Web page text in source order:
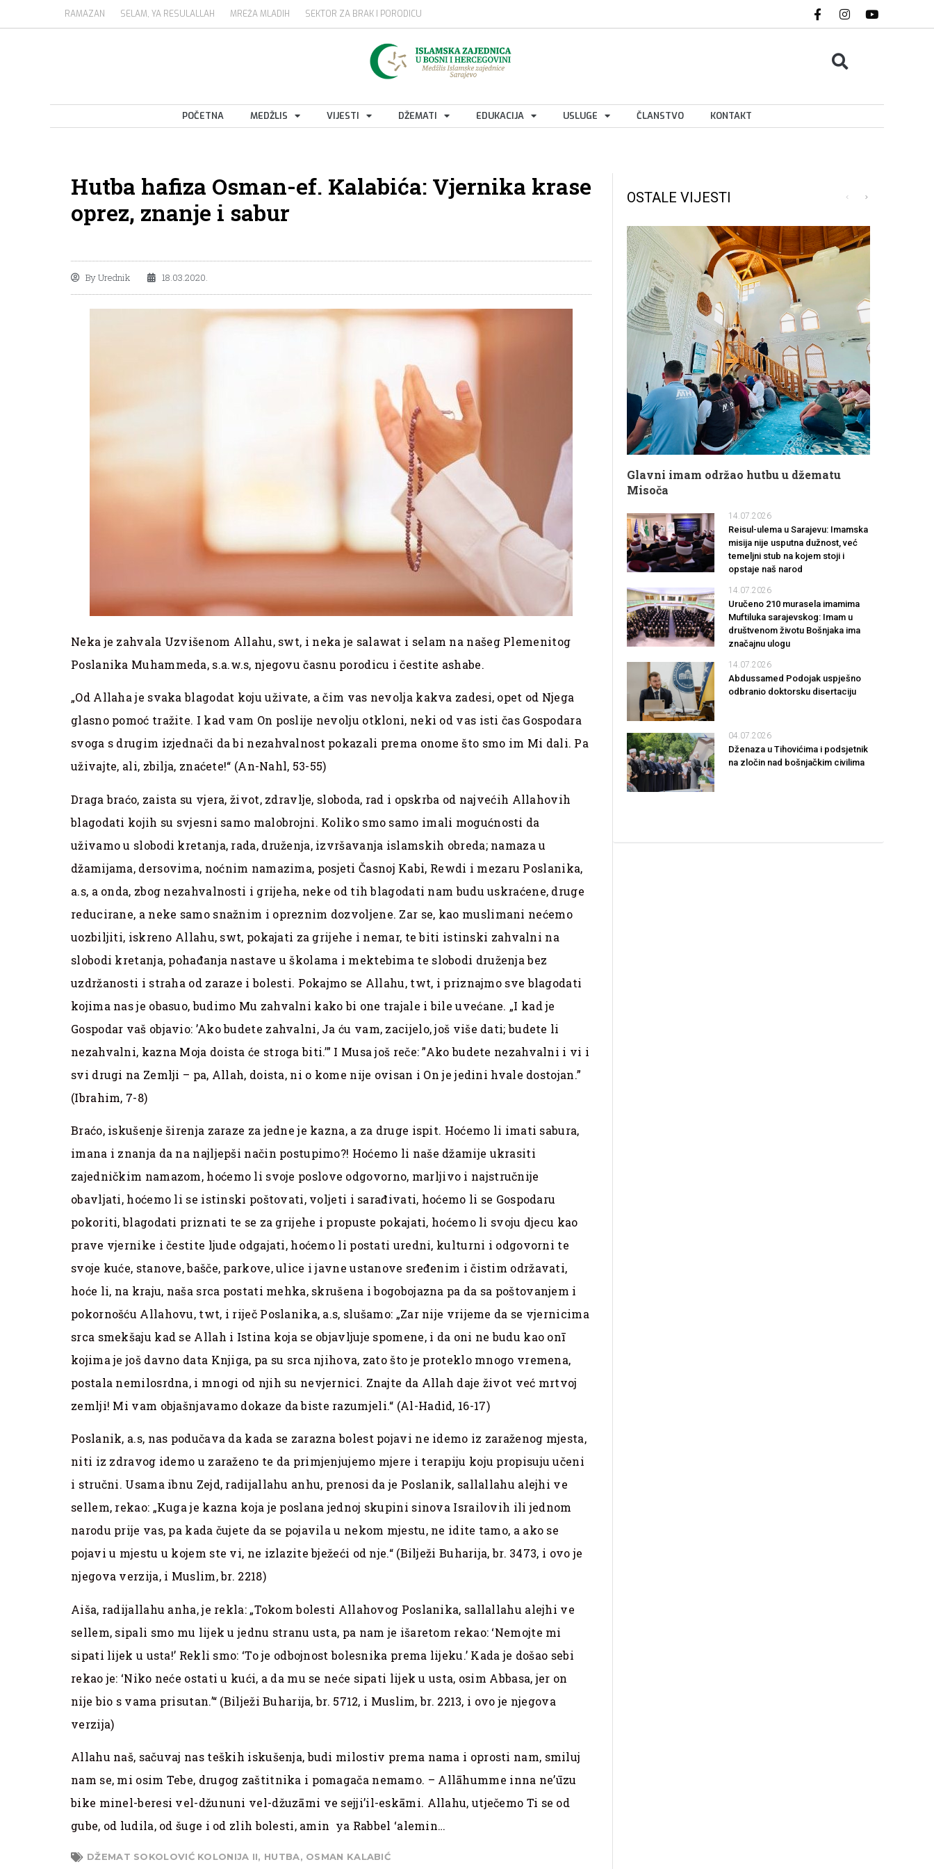
RAMAZAN SELAM, YA RESULALLAH MREŽA MLADIH SEKTOR ZA BRAK I PORODICU
POČETNA MEDŽLIS VIJESTI DŽEMATI EDUKACIJA USLUGE ČLANSTVO KONTAKT
Hutba hafiza Osman-ef. Kalabića: Vjernika krase
oprez, znanje i sabur
ByUrednik 18.03.2020.
Neka je zahvala Uzvišenom Allahu, swt, i neka je salawat i selam na našeg Plemenitog
Poslanika Muhammeda, s.a.w.s, njegovu časnu porodicu i čestite ashabe.
„Od Allaha je svaka blagodat koju uživate, a čim vas nevolja kakva zadesi, opet od Njega
glasno pomoć tražite. I kad vam On poslije nevolju otkloni, neki od vas isti čas Gospodara
svoga s drugim izjednači da bi nezahvalnost pokazali prema onome što smo im Mi dali. Pa
uživajte, ali, zbilja, znaćete!“ (An-Nahl, 53-55)
Draga braćo, zaista su vjera, život, zdravlje, sloboda, rad i opskrba od najvećih Allahovih
blagodati kojih su svjesni samo malobrojni. Koliko smo samo imali mogućnosti da
uživamo u slobodi kretanja, rada, druženja, izvršavanja islamskih obreda; namaza u
džamijama, dersovima, noćnim namazima, posjeti Časnoj Kabi, Rewdi i mezaru Poslanika,
a.s, a onda, zbog nezahvalnosti i grijeha, neke od tih blagodati nam budu uskraćene, druge
reducirane, a neke samo snažnim i opreznim dozvoljene. Zar se, kao muslimani nećemo
uozbiljiti, iskreno Allahu, swt, pokajati za grijehe i nemar, te biti istinski zahvalni na
slobodi kretanja, pohađanja nastave u školama i mektebima te slobodi druženja bez
uzdržanosti i straha od zaraze i bolesti. Pokajmo se Allahu, twt, i priznajmo sve blagodati
kojima nas je obasuo, budimo Mu zahvalni kako bi one trajale i bile uvećane. „I kad je
Gospodar vaš objavio: ’Ako budete zahvalni, Ja ću vam, zacijelo, još više dati; budete li
nezahvalni, kazna Moja doista će stroga biti.’” I Musa još reče: ”Ako budete nezahvalni i vi i
svi drugi na Zemlji – pa, Allah, doista, ni o kome nije ovisan i On je jedini hvale dostojan.”
(Ibrahim, 7-8)
Braćo, iskušenje širenja zaraze za jedne je kazna, a za druge ispit. Hoćemo li imati sabura,
imana i znanja da na najljepši način postupimo?! Hoćemo li naše džamije ukrasiti
zajedničkim namazom, hoćemo li svoje poslove odgovorno, marljivo i najstručnije
obavljati, hoćemo li se istinski poštovati, voljeti i sarađivati, hoćemo li se Gospodaru
pokoriti, blagodati priznati te se za grijehe i propuste pokajati, hoćemo li svoju djecu kao
prave vjernike i čestite ljude odgajati, hoćemo li postati uredni, kulturni i odgovorni te
svoje kuće, stanove, bašče, parkove, ulice i javne ustanove sređenim i čistim održavati,
hoće li, na kraju, naša srca postati mehka, skrušena i bogobojazna pa da sa poštovanjem i
pokornošću Allahovu, twt, i riječ Poslanika, a.s, slušamo: „Zar nije vrijeme da se vjernicima
srca smekšaju kad se Allah i Istina koja se objavljuje spomene, i da oni ne budu kao onī
kojima je još davno data Knjiga, pa su srca njihova, zato što je proteklo mnogo vremena,
postala nemilosrdna, i mnogi od njih su nevjernici. Znajte da Allah daje život već mrtvoj
zemlji! Mi vam objašnjavamo dokaze da biste razumjeli.“ (Al-Hadid, 16-17)
Poslanik, a.s, nas podučava da kada se zarazna bolest pojavi ne idemo iz zaraženog mjesta,
niti iz zdravog idemo u zaraženo te da primjenjujemo mjere i terapiju koju propisuju učeni
i stručni. Usama ibnu Zejd, radijallahu anhu, prenosi da je Poslanik, sallallahu alejhi ve
sellem, rekao: „Kuga je kazna koja je poslana jednoj skupini sinova Israilovih ili jednom
narodu prije vas, pa kada čujete da se pojavila u nekom mjestu, ne idite tamo, a ako se
pojavi u mjestu u kojem ste vi, ne izlazite bježeći od nje.“ (Bilježi Buharija, br. 3473, i ovo je
njegova verzija, i Muslim, br. 2218)
Aiša, radijallahu anha, je rekla: „Tokom bolesti Allahovog Poslanika, sallallahu alejhi ve
sellem, sipali smo mu lijek u jednu stranu usta, pa nam je išaretom rekao: ‘Nemojte mi
sipati lijek u usta!’ Rekli smo: ‘To je odbojnost bolesnika prema lijeku.’ Kada je došao sebi
rekao je: ‘Niko neće ostati u kući, a da mu se neće sipati lijek u usta, osim Abbasa, jer on
nije bio s vama prisutan.’“ (Bilježi Buharija, br. 5712, i Muslim, br. 2213, i ovo je njegova
verzija)
Allahu naš, sačuvaj nas teških iskušenja, budi milostiv prema nama i oprosti nam, smiluj
nam se, mi osim Tebe, drugog zaštitnika i pomagača nemamo. – Allāhumme inna ne’ūzu
bike minel-beresi vel-džununi vel-džuzāmi ve sejji’il-eskāmi. Allahu, utječemo Ti se od
gube, od ludila, od šuge i od zlih bolesti, amin ya Rabbel ‘alemin…
DŽEMAT SOKOLOVIĆ KOLONIJA II, HUTBA, OSMAN KALABIĆ
OSTALE VIJESTI
Glavni imam održao hutbu u džematu
Misoča
14.07.2026
Reisul-ulema u Sarajevu: Imamska
misija nije usputna dužnost, već
temeljni stub na kojem stoji i
opstaje naš narod
14.07.2026
Uručeno 210 murasela imamima
Muftiluka sarajevskog: Imam u
društvenom životu Bošnjaka ima
značajnu ulogu
14.07.2026
Abdussamed Podojak uspješno
odbranio doktorsku disertaciju
04.07.2026
Dženaza u Tihovićima i podsjetnik
na zločin nad bošnjačkim civilima